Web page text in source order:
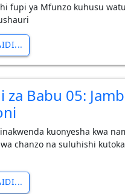
fupi ya Mfunzo kuhusu
za Babu 05:
kuonyesha kwa
chanzo na suluhishi